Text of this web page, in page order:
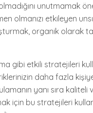
unutmamak
olmanızı etkileyen
organik olarak
gibi etkili stratejileri
daha fazla
yanı sıra kaliteli
için bu stratejileri